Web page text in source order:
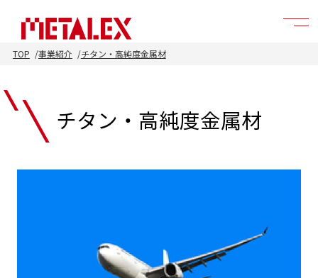
TOP 事業紹介 チタン・高純度金属材
チタン・高純度金属材